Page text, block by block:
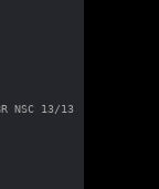
NSC 13/13